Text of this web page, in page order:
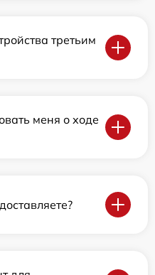
третьим
меня о ходе